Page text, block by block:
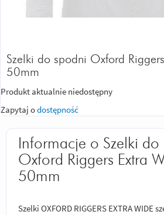
Szelki do spodni Oxford
50mm
Produkt aktualnie niedostępny
Zapytaj odostępność
Informacje o Szelki do
Oxford Riggers Extra
50mm
Szelki OXFORD RIGGERS EXTRA WIDE